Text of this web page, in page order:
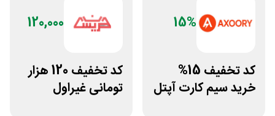
15%
کد تخفیف 15%
خرید سیم کارت آپتل
120,000
کد تخفیف 120 هزار
تومانی غیراول